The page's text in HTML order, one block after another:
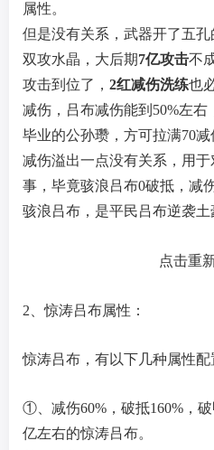
属性。
但是没有关系，武器开了五
双攻水晶，大后期7亿攻击不
攻击到位了， 2红减伤洗练也
减伤，吕布减伤能到50%左
毕业的公孙瓒，方可拉满70减
减伤溢出一点没有关系，用
事，毕竟骇浪吕布0破抵，减
骇浪吕布，是平民吕布逆袭土
点击重
2、惊涛吕布属性：
惊涛吕布，有以下几种属性配
①、减伤60%，破抵160%，
亿左右的惊涛吕布。